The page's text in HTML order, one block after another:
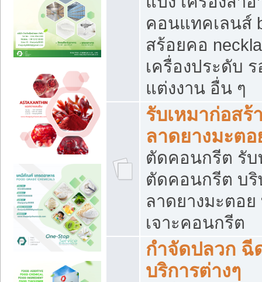
คอนแทคเลนส์
สร้อยคอ
เครื่องประดับ ร
แต่งงาน อื่น ๆ
รับเหมาก่อส
ลาดยางมะต
ตัดคอนกรีต รับ
ตัดคอนกรีต บริ
ลาดยางมะตอ
เจาะคอนกรีต
กำจัดปลวก ฉี
บริการต่างๆ